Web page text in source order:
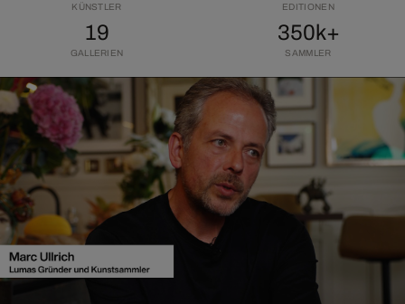
KÜNSTLER EDITIONEN
19
GALLERIEN
350k+
SAMMLER